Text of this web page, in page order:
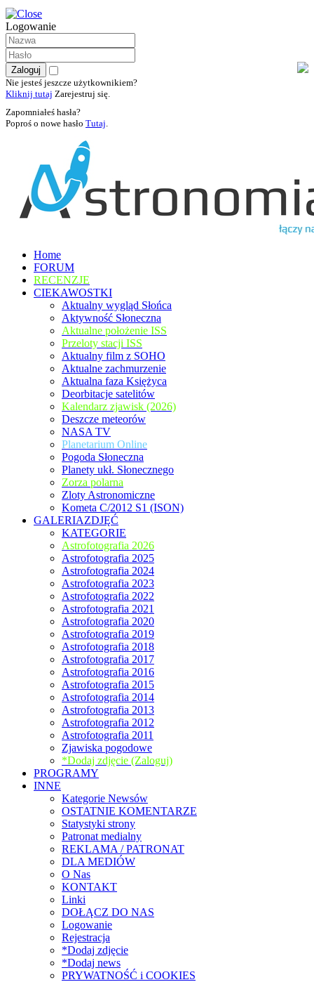
Logowanie
Nie jesteś jeszcze użytkownikiem?
Kliknij tutaj Zarejestruj się.
Zapomniałeś hasła?
Poproś o nowe hasło Tutaj.
Home
FORUM
RECENZJE
CIEKAWOSTKI
Aktualny wygląd Słońca
Aktywność Słoneczna
Aktualne położenie ISS
Przeloty stacji ISS
Aktualny film z SOHO
Aktualne zachmurzenie
Aktualna faza Księżyca
Deorbitacje satelitów
Kalendarz zjawisk (2026)
Deszcze meteorów
NASA TV
Planetarium Online
Pogoda Słoneczna
Planety ukł. Słonecznego
Zorza polarna
Zloty Astronomiczne
Kometa C/2012 S1 (ISON)
GALERIAZDJĘĆ
KATEGORIE
Astrofotografia 2026
Astrofotografia 2025
Astrofotografia 2024
Astrofotografia 2023
Astrofotografia 2022
Astrofotografia 2021
Astrofotografia 2020
Astrofotografia 2019
Astrofotografia 2018
Astrofotografia 2017
Astrofotografia 2016
Astrofotografia 2015
Astrofotografia 2014
Astrofotografia 2013
Astrofotografia 2012
Astrofotografia 2011
Zjawiska pogodowe
*Dodaj zdjęcie (Zaloguj)
PROGRAMY
INNE
Kategorie Newsów
OSTATNIE KOMENTARZE
Statystyki strony
Patronat medialny
REKLAMA / PATRONAT
DLA MEDIÓW
O Nas
KONTAKT
Linki
DOŁĄCZ DO NAS
Logowanie
Rejestracja
*Dodaj zdjęcie
*Dodaj news
PRYWATNOŚĆ i COOKIES